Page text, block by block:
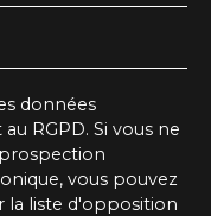
données
RGPD. Si vous ne
vous pouvez
la liste d'opposition